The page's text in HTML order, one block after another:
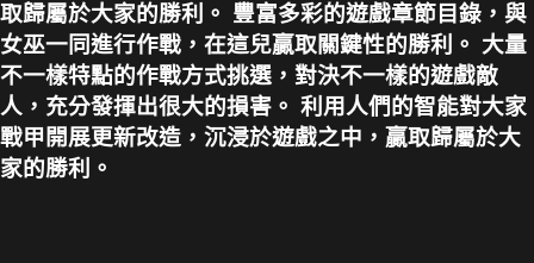
取歸屬於大家的勝利。 豐富多彩的遊戲章節目錄，與
女巫一同進行作戰，在這兒贏取關鍵性的勝利。 大量
不一樣特點的作戰方式挑選，對決不一樣的遊戲敵
人，充分發揮出很大的損害。 利用人們的智能對大家
戰甲開展更新改造，沉浸於遊戲之中，贏取歸屬於大
家的勝利。